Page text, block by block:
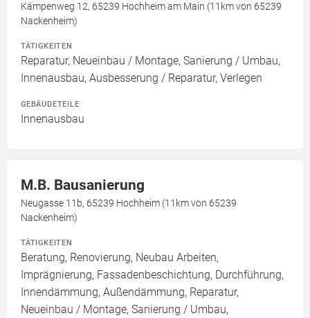
Kämpenweg 12, 65239 Hochheim am Main (11km von 65239
Nackenheim)
TÄTIGKEITEN
Reparatur, Neueinbau / Montage, Sanierung / Umbau,
Innenausbau, Ausbesserung / Reparatur, Verlegen
GEBÄUDETEILE
Innenausbau
M.B. Bausanierung
Neugasse 11b, 65239 Hochheim (11km von 65239
Nackenheim)
TÄTIGKEITEN
Beratung, Renovierung, Neubau Arbeiten,
Imprägnierung, Fassadenbeschichtung, Durchführung,
Innendämmung, Außendämmung, Reparatur,
Neueinbau / Montage, Sanierung / Umbau,